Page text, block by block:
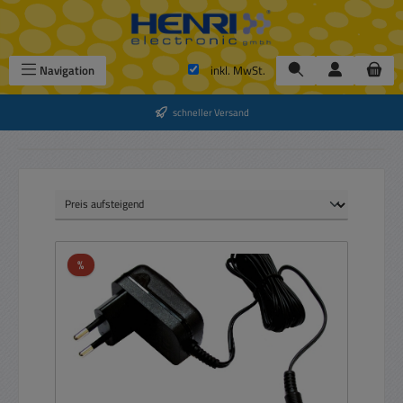
Zum Hauptinhalt springen
Navigation inkl. MwSt.
schneller Versand
%Rabatt